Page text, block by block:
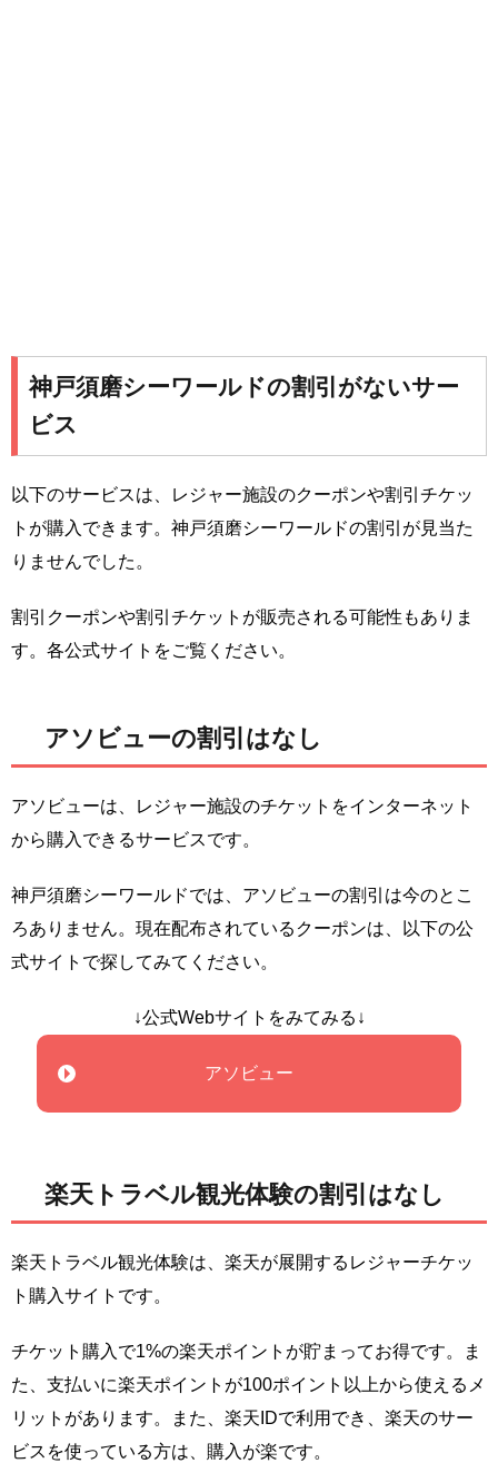
神戸須磨シーワールドの割引がないサー
ビス
以下のサービスは、レジャー施設のクーポンや割引チケッ
トが購入できます。神戸須磨シーワールドの割引が見当た
りませんでした。
割引クーポンや割引チケットが販売される可能性もありま
す。各公式サイトをご覧ください。
アソビューの割引はなし
アソビューは、レジャー施設のチケットをインターネット
から購入できるサービスです。
神戸須磨シーワールドでは、アソビューの割引は今のとこ
ろありません。現在配布されているクーポンは、以下の公
式サイトで探してみてください。
↓公式Webサイトをみてみる↓
アソビュー
楽天トラベル観光体験の割引はなし
楽天トラベル観光体験は、楽天が展開するレジャーチケッ
ト購入サイトです。
チケット購入で1%の楽天ポイントが貯まってお得です。ま
た、支払いに楽天ポイントが100ポイント以上から使えるメ
リットがあります。また、楽天IDで利用でき、楽天のサー
ビスを使っている方は、購入が楽です。